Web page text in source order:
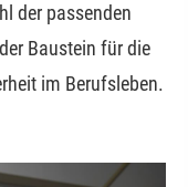
der passenden
Baustein für die
im Berufsleben.